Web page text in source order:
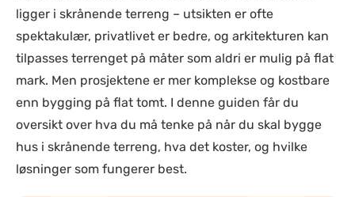
ligger i skrånende terreng – utsikten er ofte
spektakulær, privatlivet er bedre, og arkitekturen kan
tilpasses terrenget på måter som aldri er mulig på flat
mark. Men prosjektene er mer komplekse og kostbare
enn bygging på flat tomt. I denne guiden får du
oversikt over hva du må tenke på når du skal bygge
hus i skrånende terreng, hva det koster, og hvilke
løsninger som fungerer best.